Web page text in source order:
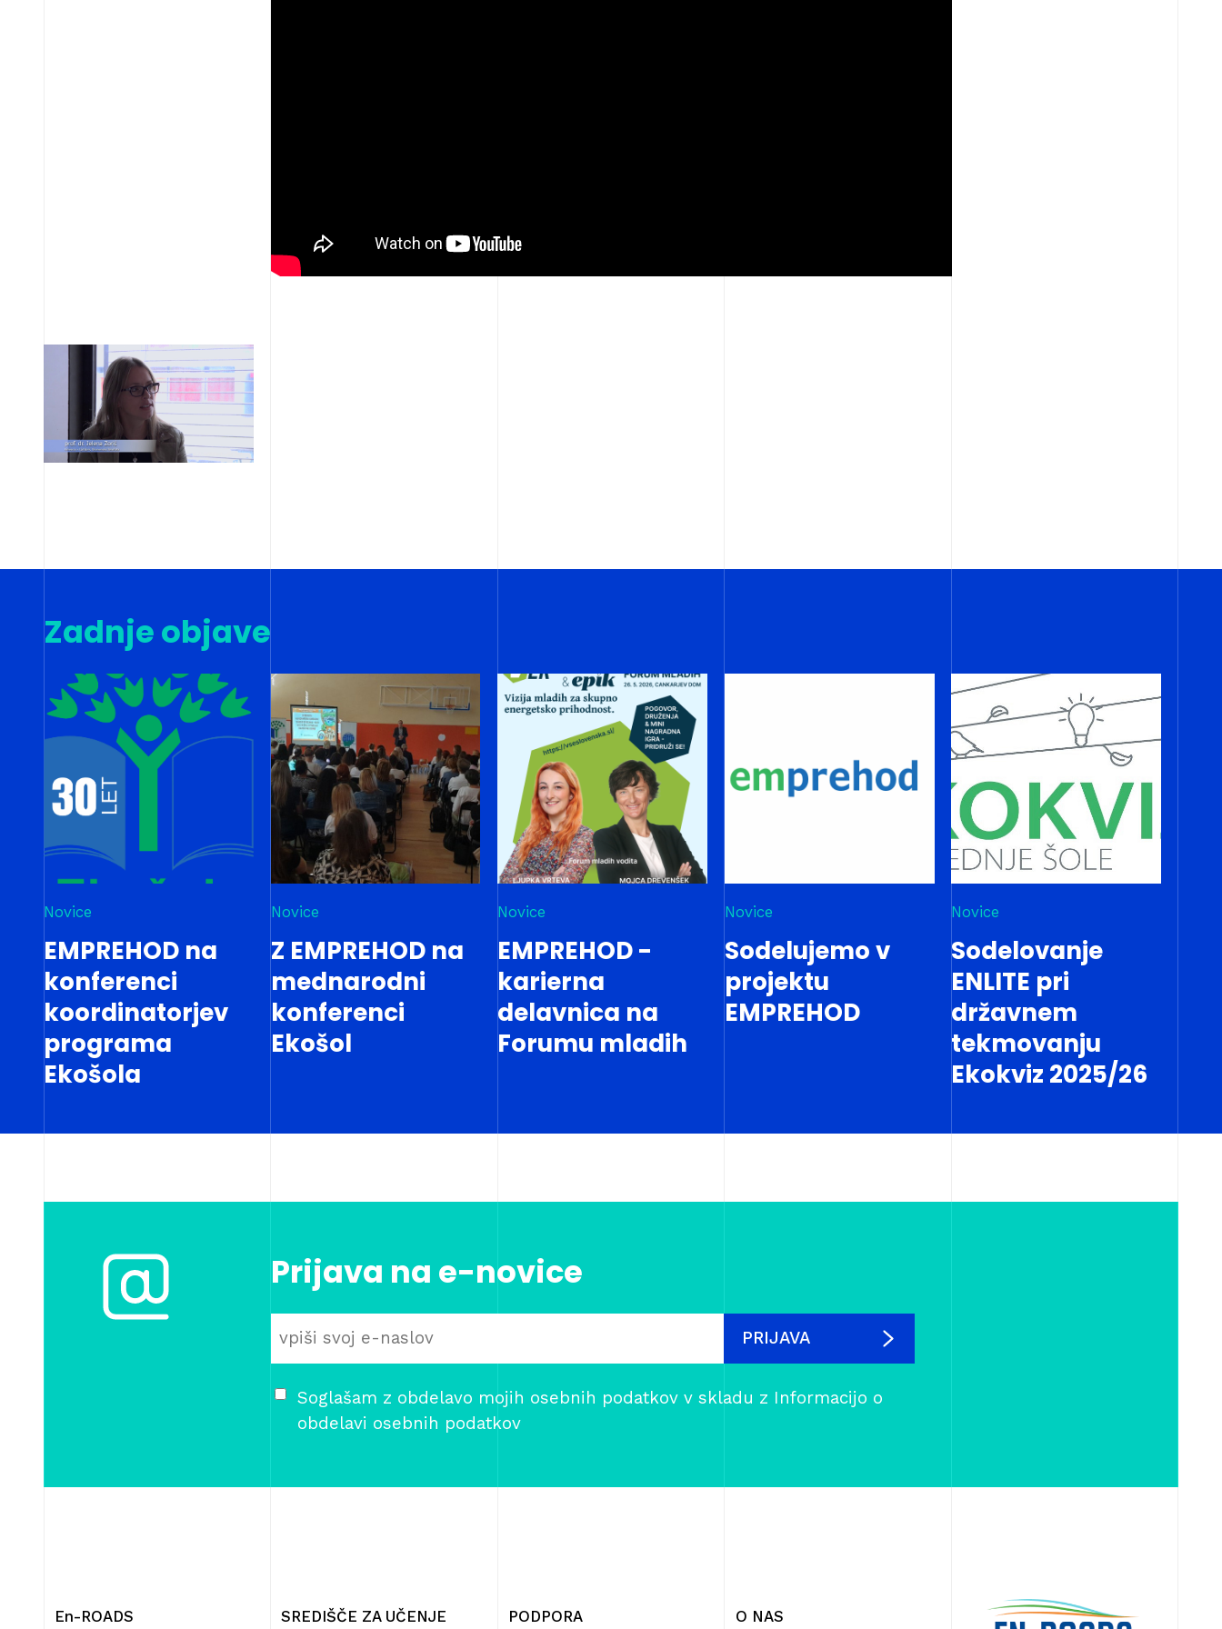
Zadnje objave
Novice
EMPREHOD na
konferenci
koordinatorjev
programa
Ekošola
Novice
Z EMPREHOD na
mednarodni
konferenci
Ekošol
Novice
EMPREHOD -
karierna
delavnica na
Forumu mladih
Novice
Sodelujemo v
projektu
EMPREHOD
Novice
Sodelovanje
ENLITE pri
državnem
tekmovanju
Ekokviz 2025/26
Prijava na e-novice
PRIJAVA
Soglašam z obdelavo mojih osebnih podatkov v skladu z Informacijo o
obdelavi osebnih podatkov
En-ROADS
SREDIŠČE ZA UČENJE
PODPORA
O NAS